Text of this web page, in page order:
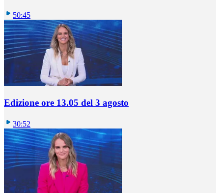
50:45
Edizione ore 13.05 del 3 agosto
30:52